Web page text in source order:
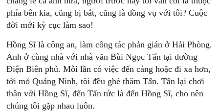
phía bên kia, cũng bị bắt, cũng là đồng vụ với tôi? Cuộc
đời mới kỳ cục làm sao!
Hồng Sĩ là công an, làm công tác phản gián ở Hải Phòng.
Anh ở cùng nhà với nhà văn Bùi Ngọc Tấn tại đường
Ðiện Biên phủ. Mỗi lần có việc đến cảng hoặc đi xa hơn,
tới mỏ Quảng Ninh, tôi đều ghé thăm Tấn. Tấn lại chơi
thân với Hồng Sĩ, đến Tấn tức là đến Hồng Sĩ, cho nên
chúng tôi gặp nhau luôn.